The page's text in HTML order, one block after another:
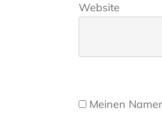
Website
Meinen